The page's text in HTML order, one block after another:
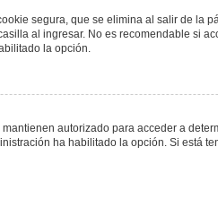
segura, que se elimina al salir de la
al ingresar. No es recomendable si
la opción.
autorizado para acceder a
ha habilitado la opción. Si está